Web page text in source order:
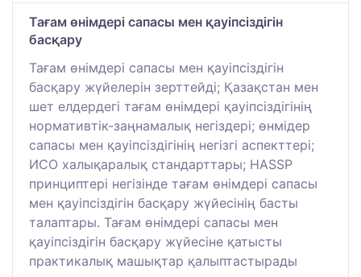
Тағам өнімдері сапасы мен қауіпсіздігін
басқару
Тағам өнімдері сапасы мен қауіпсіздігін
басқару жүйелерін зерттейді; Қазақстан мен
шет елдердегі тағам өнімдері қауіпсіздігінің
нормативтік-заңнамалық негіздері; өнмідер
сапасы мен қауіпсіздігінің негізгі аспекттері;
ИСО халықаралық стандарттары; HASSP
принциптері негізінде тағам өнімдері сапасы
мен қауіпсіздігін басқару жүйесінің басты
талаптары. Тағам өнімдері сапасы мен
қауіпсіздігін басқару жүйесіне қатысты
практикалық машықтар қалыптастырады